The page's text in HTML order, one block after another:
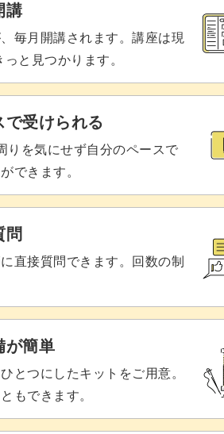
講
毎月開講されます。講座は現
と見つかります。
受けられる
りを気にせず自分のペースで
できます。
問
直接質問できます。回数の制
が簡単
とつにしたキットをご用意。
もできます。